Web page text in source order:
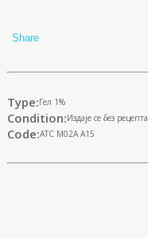
Share
Type:Гел 1%
Condition:Издаје се без рецепта
Code:ATC M02A A15